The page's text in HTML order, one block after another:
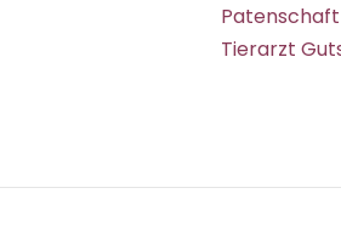
Tierarzt